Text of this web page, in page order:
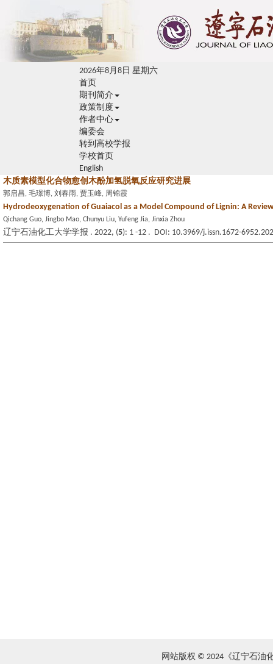
2026年8月8日 星期六
首页
期刊简介
政策制度
作者中心
编委会
转到高校学报
学校首页
English
木质素模型化合物愈创木酚加氢脱氧反应研究进展
郭启昌, 毛璟博, 刘春雨, 贾玉峰, 周锦霞
Hydrodeoxygenation of Guaiacol as a Model Compound of Lignin: A Review
Qichang Guo, Jingbo Mao, Chunyu Liu, Yufeng Jia, Jinxia Zhou
辽宁石油化工大学学报 . 2022, (5): 1 -12 . DOI: 10.3969/j.issn.1672-
网站版权 © 2024《辽宁石油